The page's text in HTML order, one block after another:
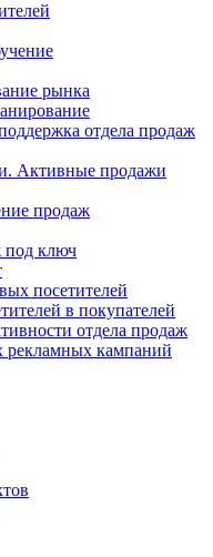
рынка
отдела продаж
Активные продажи
продаж
под ключ
посетителей
в покупателей
отдела продаж
рекламных кампаний